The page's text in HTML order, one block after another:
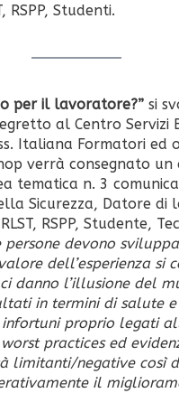
RSPP, Studenti.
per il lavoratore?” si
al Centro Servizi
Italiana Formatori ed
verrà consegnato
tematica n. 3
Sicurezza, Datore di
RSPP, Studente,
persone devono
dell’esperienza si
danno l’illusione del
in termini di salute e
proprio legati
practices ed
limitanti/negative così
il